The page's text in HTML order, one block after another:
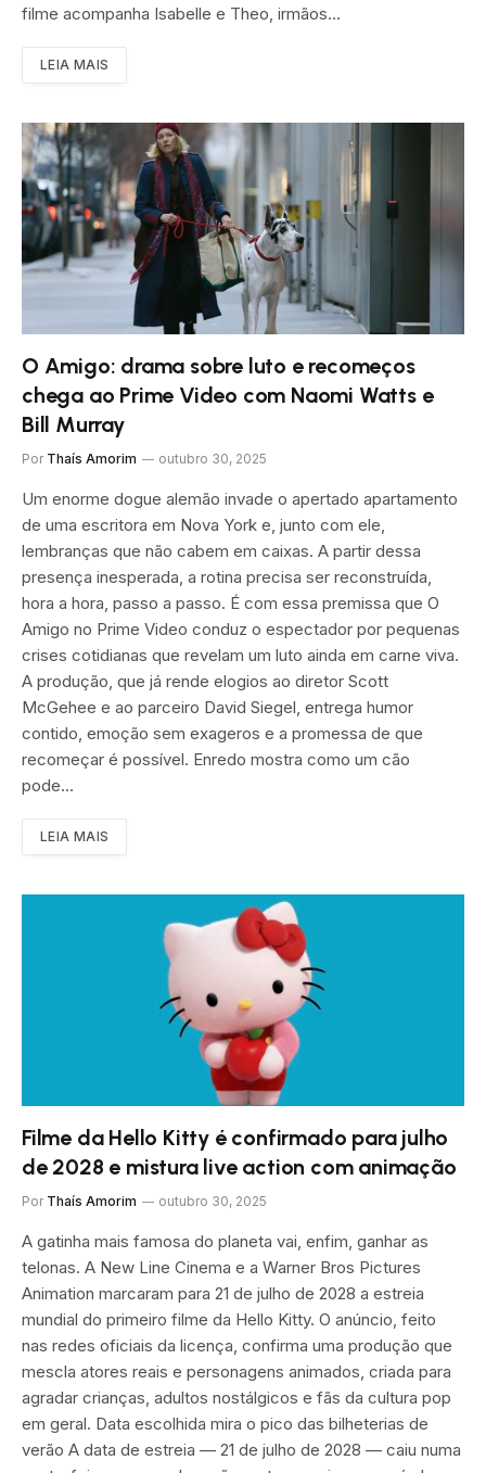
filme acompanha Isabelle e Theo, irmãos…
LEIA MAIS
O Amigo: drama sobre luto e recomeços
chega ao Prime Video com Naomi Watts e
Bill Murray
Por Thaís Amorim outubro 30, 2025
Um enorme dogue alemão invade o apertado apartamento
de uma escritora em Nova York e, junto com ele,
lembranças que não cabem em caixas. A partir dessa
presença inesperada, a rotina precisa ser reconstruída,
hora a hora, passo a passo. É com essa premissa que O
Amigo no Prime Video conduz o espectador por pequenas
crises cotidianas que revelam um luto ainda em carne viva.
A produção, que já rende elogios ao diretor Scott
McGehee e ao parceiro David Siegel, entrega humor
contido, emoção sem exageros e a promessa de que
recomeçar é possível. Enredo mostra como um cão
pode…
LEIA MAIS
Filme da Hello Kitty é confirmado para julho
de 2028 e mistura live action com animação
Por Thaís Amorim outubro 30, 2025
A gatinha mais famosa do planeta vai, enfim, ganhar as
telonas. A New Line Cinema e a Warner Bros Pictures
Animation marcaram para 21 de julho de 2028 a estreia
mundial do primeiro filme da Hello Kitty. O anúncio, feito
nas redes oficiais da licença, confirma uma produção que
mescla atores reais e personagens animados, criada para
agradar crianças, adultos nostálgicos e fãs da cultura pop
em geral. Data escolhida mira o pico das bilheterias de
verão A data de estreia — 21 de julho de 2028 — caiu numa